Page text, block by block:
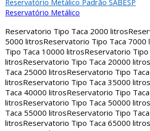
Reservatório Metálico Padrão SABESP
Reservatório Metálico
Reservatorio Tipo Taca 2000 litros
5000 litrosReservatorio Tipo Taca 7000
Tipo Taca 10000 litrosReservatorio
litrosReservatorio Tipo Taca 20000 litros
Taca 25000 litrosReservatorio Tipo
litrosReservatorio Tipo Taca 35000 litros
Taca 40000 litrosReservatorio Tipo
litrosReservatorio Tipo Taca 50000 litros
Taca 55000 litrosReservatorio Tipo
litrosReservatorio Tipo Taca 65000 litros